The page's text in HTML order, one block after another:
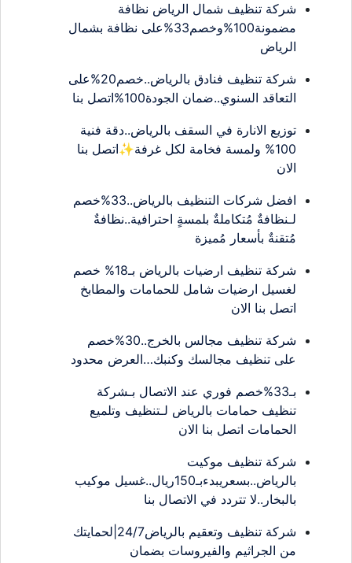
شركة تنظيف شمال الرياض نظافة
مضمونة100%وخصم33%على نظافة بشمال
الرياض
شركة تنظيف فنادق بالرياض..خصم20%على
التعاقد السنوي..ضمان الجودة100%اتصل بنا
توزيع الانارة في السقف بالرياض..دقة فنية
100% ولمسة فخامة لكل غرفة✨اتصل بنا
الان
افضل شركات التنظيف بالرياض..33%خصم
لـنظافةٌ مُتكاملةٌ بلمسةٍ احترافية..نظافةٌ
مُتقنةٌ بأسعار مُميزة
شركة تنظيف ارضيات بالرياض بـ18% خصم
لغسيل ارضيات شامل للحمامات والمطابخ
اتصل بنا الان
شركة تنظيف مجالس بالخرج..30%خصم
على تنظيف مجالسك وكنبك…العرض محدود
بـ33%خصم فوري عند الاتصال بـشركة
تنظيف حمامات بالرياض لـتنظيف وتلميع
الحمامات اتصل بنا الان
شركة تنظيف موكيت
بالرياض..بسعريبدءبـ150ريال..غسيل موكيب
بالبخار..لا تتردد في الاتصال بنا
شركة تنظيف وتعقيم بالرياض24/7|لحمايتك
من الجراثيم والفيروسات بضمان